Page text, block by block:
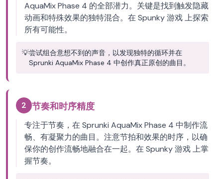
AquaMix Phase 4 的全部潜力。关键是找到触发隐藏
动画和特殊效果的独特混合。在 Spunky 游戏 上探索
所有可能性。
💡尝试组合意想不到的声音，以发现独特的循环并在
Sprunki AquaMix Phase 4 中创作真正原创的曲目。
2 节奏和时序精度
专注于节奏，在 Sprunki AquaMix Phase 4 中制作流
畅、有凝聚力的曲目。注意节拍和效果的时序，以确
保你的创作流畅地融合在一起。在 Spunky 游戏 上掌
握节奏。